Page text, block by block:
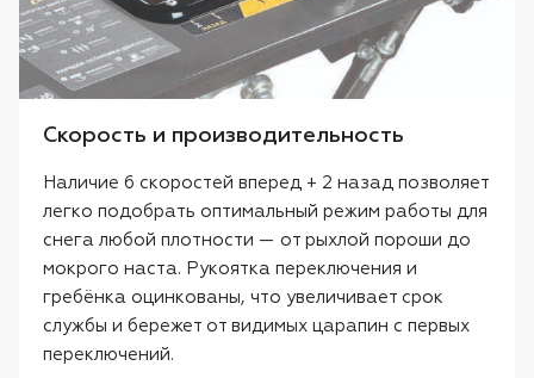
Скорость и производительность
Наличие 6 скоростей вперед + 2 назад позволяет
легко подобрать оптимальный режим работы для
снега любой плотности — от рыхлой пороши до
мокрого наста. Рукоятка переключения и
гребёнка оцинкованы, что увеличивает срок
службы и бережет от видимых царапин с первых
переключений.